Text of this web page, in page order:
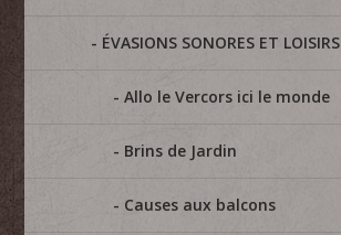
ÉVASIONS SONORES ET LOISIRS
Allo le Vercors ici le monde
Brins de Jardin
Causes aux balcons